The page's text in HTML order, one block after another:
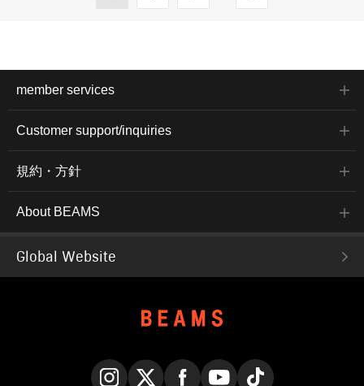
member services
Customer support/inquiries
規約・方針
About BEAMS
Global Website